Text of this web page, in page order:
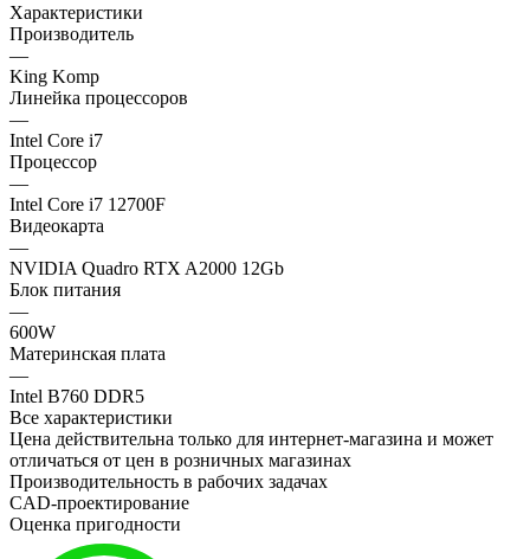
Характеристики
Производитель
—
King Komp
Линейка процессоров
—
Intel Core i7
Процессор
—
Intel Core i7 12700F
Видеокарта
—
NVIDIA Quadro RTX A2000 12Gb
Блок питания
—
600W
Материнская плата
—
Intel B760 DDR5
Все характеристики
Цена действительна только для интернет-магазина и может
отличаться от цен в розничных магазинах
Производительность в рабочих задачах
CAD-проектирование
Оценка пригодности